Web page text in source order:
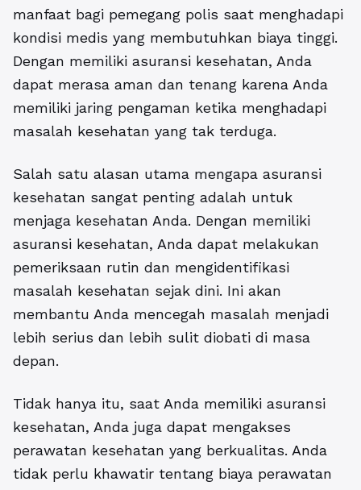
manfaat bagi pemegang polis saat menghadapi
kondisi medis yang membutuhkan biaya tinggi.
Dengan memiliki asuransi kesehatan, Anda
dapat merasa aman dan tenang karena Anda
memiliki jaring pengaman ketika menghadapi
masalah kesehatan yang tak terduga.
Salah satu alasan utama mengapa asuransi
kesehatan sangat penting adalah untuk
menjaga kesehatan Anda. Dengan memiliki
asuransi kesehatan, Anda dapat melakukan
pemeriksaan rutin dan mengidentifikasi
masalah kesehatan sejak dini. Ini akan
membantu Anda mencegah masalah menjadi
lebih serius dan lebih sulit diobati di masa
depan.
Tidak hanya itu, saat Anda memiliki asuransi
kesehatan, Anda juga dapat mengakses
perawatan kesehatan yang berkualitas. Anda
tidak perlu khawatir tentang biaya perawatan